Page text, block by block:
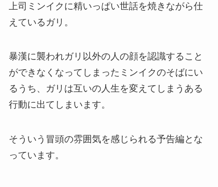
上司ミンイクに精いっぱい世話を焼きながら仕
えているガリ。
暴漢に襲われガリ以外の人の顔を認識すること
ができなくなってしまったミンイクのそばにい
るうち、ガリは互いの人生を変えてしまうある
行動に出てしまいます。
そういう冒頭の雰囲気を感じられる予告編とな
っています。